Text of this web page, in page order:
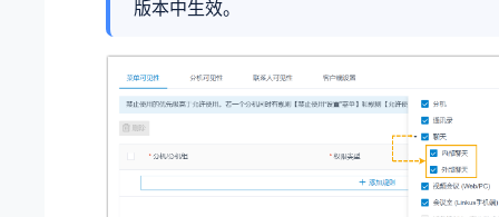
版本中生效。